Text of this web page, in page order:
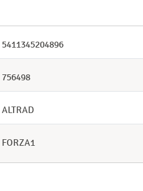
5411345204896
756498
ALTRAD
FORZA1